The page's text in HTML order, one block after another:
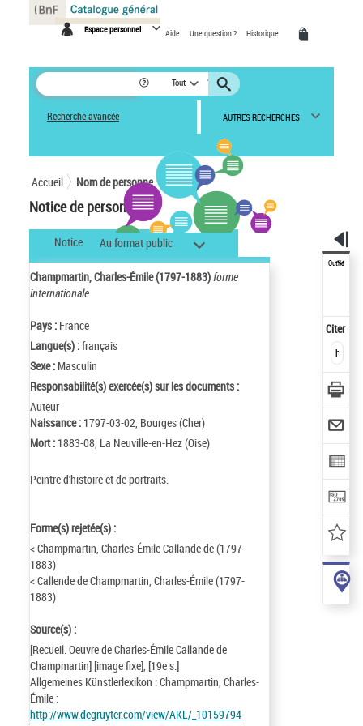
Espace personnel Aide Une question ? Historique
Tout
Recherche avancée AUTRES RECHERCHES
Accueil Nom de personne
Notice de personne
Notice Au format public
Champmartin, Charles-Émile (1797-1883)forme
internationale
Pays : France
Langue(s) :français
Sexe : Masculin
Responsabilité(s) exercée(s) sur les documents :
Auteur
Naissance : 1797-03-02, Bourges (Cher)
Mort : 1883-08, La Neuville-en-Hez (Oise)
Peintre d'histoire et de portraits.
Forme(s) rejetée(s) :
< Champmartin, Charles-Émile Callande de (1797-
1883)
< Callende de Champmartin, Charles-Émile (1797-
1883)
Source(s) :
[Recueil. Oeuvre de Charles-Émile Callande de
Champmartin] [image fixe], [19e s.]
Allgemeines Künstlerlexikon : Champmartin, Charles-
Émile :
http://www.degruyter.com/view/AKL/_10159794
Outils
Citer
Panneau de gestion des cookies